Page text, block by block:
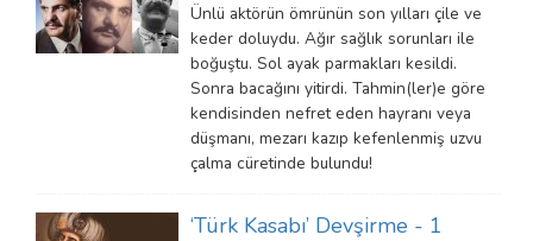
Ünlü aktörün ömrünün son yılları çile ve
keder doluydu. Ağır sağlık sorunları ile
boğuştu. Sol ayak parmakları kesildi.
Sonra bacağını yitirdi. Tahmin(ler)e göre
kendisinden nefret eden hayranı veya
düşmanı, mezarı kazıp kefenlenmiş uzvu
çalma cüretinde bulundu!
‘Türk Kasabı’ Devşirme - 1